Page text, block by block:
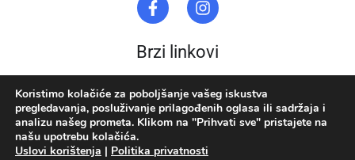
Brzi linkovi
Stomatološka oprema
Zubna tehnika
Akcija
O nama
Uslovi korištenja
Koristimo kolačiće za poboljšanje vašeg iskustva
pregledavanja, posluživanje prilagođenih oglasa ili sadržaja i
analizu našeg prometa. Klikom na "Prihvati sve" pristajete na
našu upotrebu kolačića.
Uslovi korištenja | Politika privatnosti